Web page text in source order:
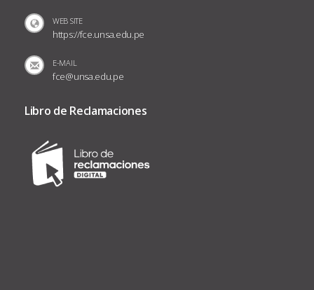
WEB SITE
https://fce.unsa.edu.pe
E-MAIL
fce@unsa.edu.pe
Libro de Reclamaciones